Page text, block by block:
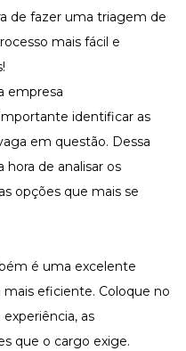
de fazer uma triagem de
mais fácil e
empresa
identificar as
em questão. Dessa
de analisar os
opções que mais se
é uma excelente
eficiente. Coloque no
as
que o cargo exige.